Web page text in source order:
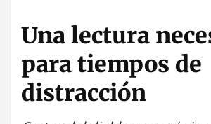
Una lectura
para tiempos de
distracción